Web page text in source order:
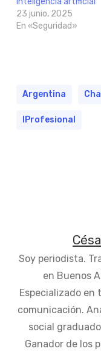
23 junio, 2025
En «Seguridad»
Argentina
IProfesional
Soy periodista.
en Buenos
Especializado en
comunicación.
social
Ganador de los